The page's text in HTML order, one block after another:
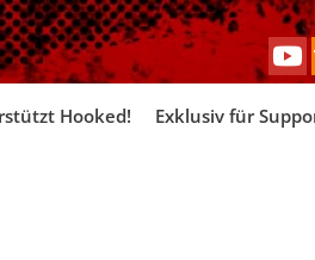
Hooked! Exklusiv für